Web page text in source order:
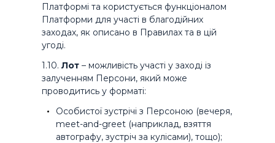
Платформі та користується функціоналом
Платформи для участі в благодійних
заходах, як описано в Правилах та в цій
угоді.
1.10.Лот – можливість участі у заході із
залученням Персони, який може
проводитись у форматі:
Особистої зустрічі з Персоною (вечеря,
meet-and-greet (наприклад, взяття
автографу, зустріч за кулісами), тощо);